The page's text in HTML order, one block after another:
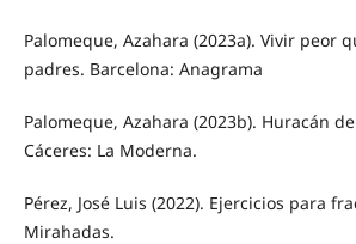
Palomeque, Azahara (2023a). Vivir peor
padres. Barcelona: Anagrama
Palomeque, Azahara (2023b). Huracán
Cáceres: La Moderna.
Pérez, José Luis (2022). Ejercicios para
Mirahadas.